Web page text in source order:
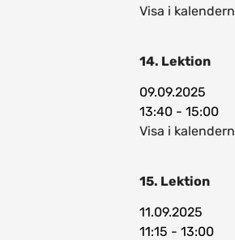
Visa i kalendern
14. Lektion
09.09.2025
13:40 - 15:00
Visa i kalendern
15. Lektion
11.09.2025
11:15 - 13:00